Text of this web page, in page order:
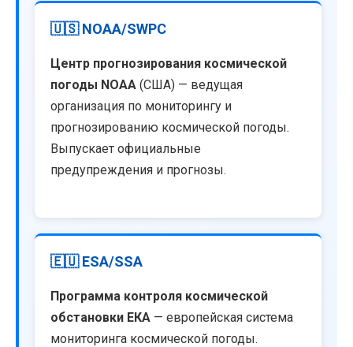
🇺🇸 NOAA/SWPC
Центр прогнозирования космической
погоды NOAA (США) — ведущая
организация по мониторингу и
прогнозированию космической погоды.
Выпускает официальные
предупреждения и прогнозы.
🇪🇺 ESA/SSA
Программа контроля космической
обстановки ЕКА — европейская система
мониторинга космической погоды.